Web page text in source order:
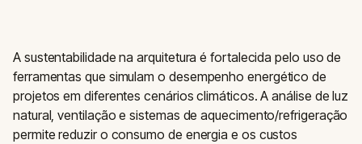
A sustentabilidade na arquitetura é fortalecida pelo uso de
ferramentas que simulam o desempenho energético de
projetos em diferentes cenários climáticos. A análise de luz
natural, ventilação e sistemas de aquecimento/refrigeração
permite reduzir o consumo de energia e os custos